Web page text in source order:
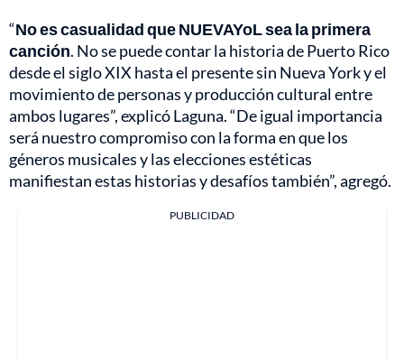
“No es casualidad que NUEVAYoL sea la primera
canción. No se puede contar la historia de Puerto Rico
desde el siglo XIX hasta el presente sin Nueva York y el
movimiento de personas y producción cultural entre
ambos lugares”, explicó Laguna. “De igual importancia
será nuestro compromiso con la forma en que los
géneros musicales y las elecciones estéticas
manifiestan estas historias y desafíos también”, agregó.
PUBLICIDAD